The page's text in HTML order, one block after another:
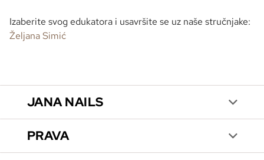
Izaberite svog edukatora i usavršite se uz naše stručnjake:
Željana Simić
JANA NAILS
PRAVA